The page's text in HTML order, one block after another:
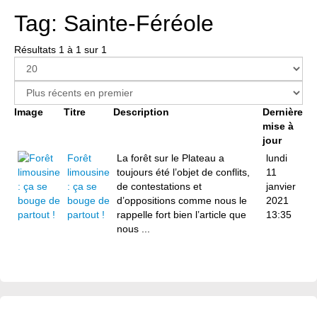
Tag: Sainte-Féréole
Résultats 1 à 1 sur 1
Image Titre Description
Dernière
mise à
jour
Forêt
limousine
: ça se
bouge de
partout !
La forêt sur le Plateau a
toujours été l’objet de conflits,
de contestations et
d’oppositions comme nous le
rappelle fort bien l’article que
nous ...
lundi
11
janvier
2021
13:35